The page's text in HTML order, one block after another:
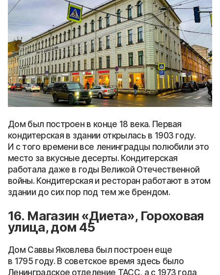
Дом был построен в конце 18 века. Первая
кондитерская в здании открылась в 1903 году.
И с того времени все ленинградцы полюбили это
место за вкусные десерты. Кондитерская
работала даже в годы Великой Отечественной
войны. Кондитерская и ресторан работают в этом
здании до сих пор под тем же брендом.
16. Магазин «Диета», Гороховая
улица, дом 45
Дом Саввы Яковлева был построен еще
в 1795 году. В советское время здесь было
Ленинградское отделение ТАСС, а с 1973 года